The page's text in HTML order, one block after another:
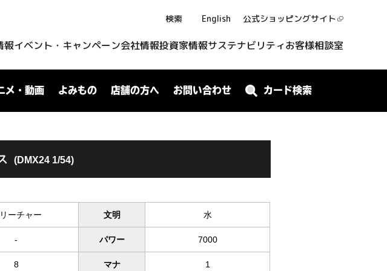
検索 English 公式ショッピングサイト
報イベント・キャンペーン会社情報投資家情報サステナビリティお客様相談室
メ・動画 よみもの 店舗の方へ お問い合わせ カード検索
(DMX24 1/54)
ーチャー 文明 水
- パワー 7000
8 マナ 1